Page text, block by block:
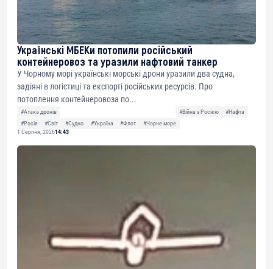
Українські МБЕКи потопили російський
контейнеровоз та уразили нафтовий танкер
У Чорному морі українські морські дрони уразили два судна,
задіяні в логістиці та експорті російських ресурсів. Про
потоплення контейнеровоза по...
#Атака дронів #Війна з Росією
#Нафта
#Росія
#Світ #Судно #Україна #Флот
#Чорне море
1 Серпня, 202614:43